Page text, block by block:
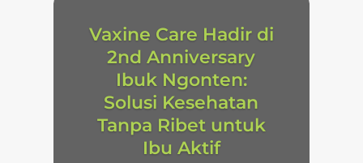
Vaxine Care Hadir di
2nd Anniversary
Ibuk Ngonten:
Solusi Kesehatan
Tanpa Ribet untuk
Ibu Aktif